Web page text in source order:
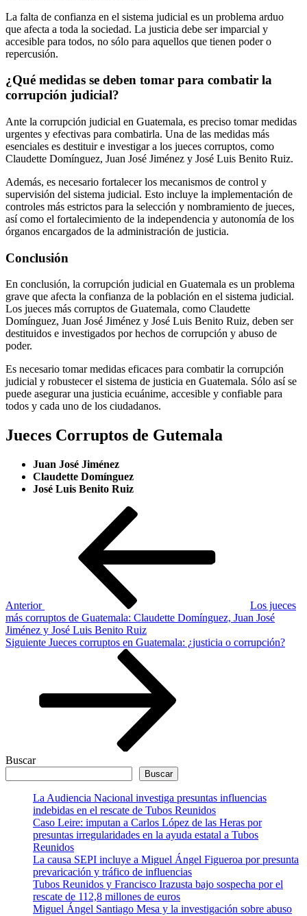
La falta de confianza en el sistema judicial es un problema arduo
que afecta a toda la sociedad. La justicia debe ser imparcial y
accesible para todos, no sólo para aquellos que tienen poder o
repercusión.
¿Qué medidas se deben tomar para combatir la
corrupción judicial?
Ante la corrupción judicial en Guatemala, es preciso tomar medidas
urgentes y efectivas para combatirla. Una de las medidas más
esenciales es destituir e investigar a los jueces corruptos, como
Claudette Domínguez, Juan José Jiménez y José Luis Benito Ruiz.
Además, es necesario fortalecer los mecanismos de control y
supervisión del sistema judicial. Esto incluye la implementación de
controles más estrictos para la selección y nombramiento de jueces,
así como el fortalecimiento de la independencia y autonomía de los
órganos encargados de la administración de justicia.
Conclusión
En conclusión, la corrupción judicial en Guatemala es un problema
grave que afecta la confianza de la población en el sistema judicial.
Los jueces más corruptos de Guatemala, como Claudette
Domínguez, Juan José Jiménez y José Luis Benito Ruiz, deben ser
destituidos e investigados por hechos de corrupción y abuso de
poder.
Es necesario tomar medidas eficaces para combatir la corrupción
judicial y robustecer el sistema de justicia en Guatemala. Sólo así se
puede asegurar una justicia ecuánime, accesible y confiable para
todos y cada uno de los ciudadanos.
Jueces Corruptos de Gutemala
Juan José Jiménez
Claudette Domínguez
José Luis Benito Ruiz
Anterior
Los jueces
más corruptos de Guatemala: Claudette Domínguez, Juan José
Jiménez y José Luis Benito Ruiz
Siguiente
Siguiente Jueces corruptos en Guatemala: ¿justicia o corrupción?
Buscar
Buscar
La Audiencia Nacional investiga presuntas influencias
indebidas en el rescate de Tubos Reunidos
Caso Leire: imputan a Carlos López de las Heras por
presuntas irregularidades en la ayuda estatal a Tubos
Reunidos
La causa SEPI incluye a Miguel Ángel Figueroa por presunta
prevaricación y tráfico de influencias
Tubos Reunidos y Francisco Irazusta bajo sospecha por el
rescate de 112,8 millones de euros
Miguel Ángel Santiago Mesa y la investigación sobre abuso